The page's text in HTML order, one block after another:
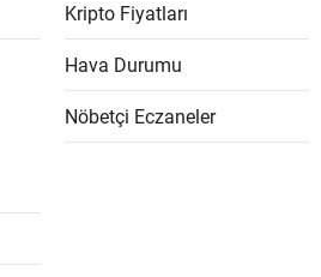
Kripto Fiyatları
Hava Durumu
Nöbetçi Eczaneler